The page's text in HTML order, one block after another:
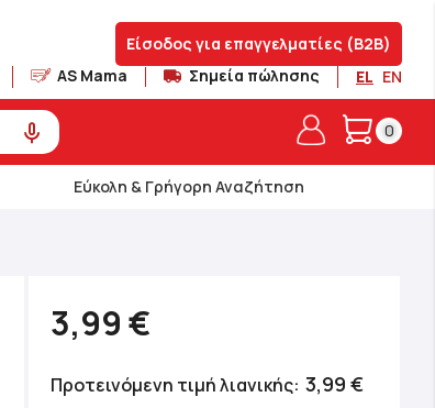
Είσοδος για επαγγελματίες (B2B)
AS Mama Σημεία πώλησης EL EN
Το
0
Εύκολη & Γρήγορη Αναζήτηση
3,99 €
Προτεινόμενη τιμή λιανικής 3,99 €